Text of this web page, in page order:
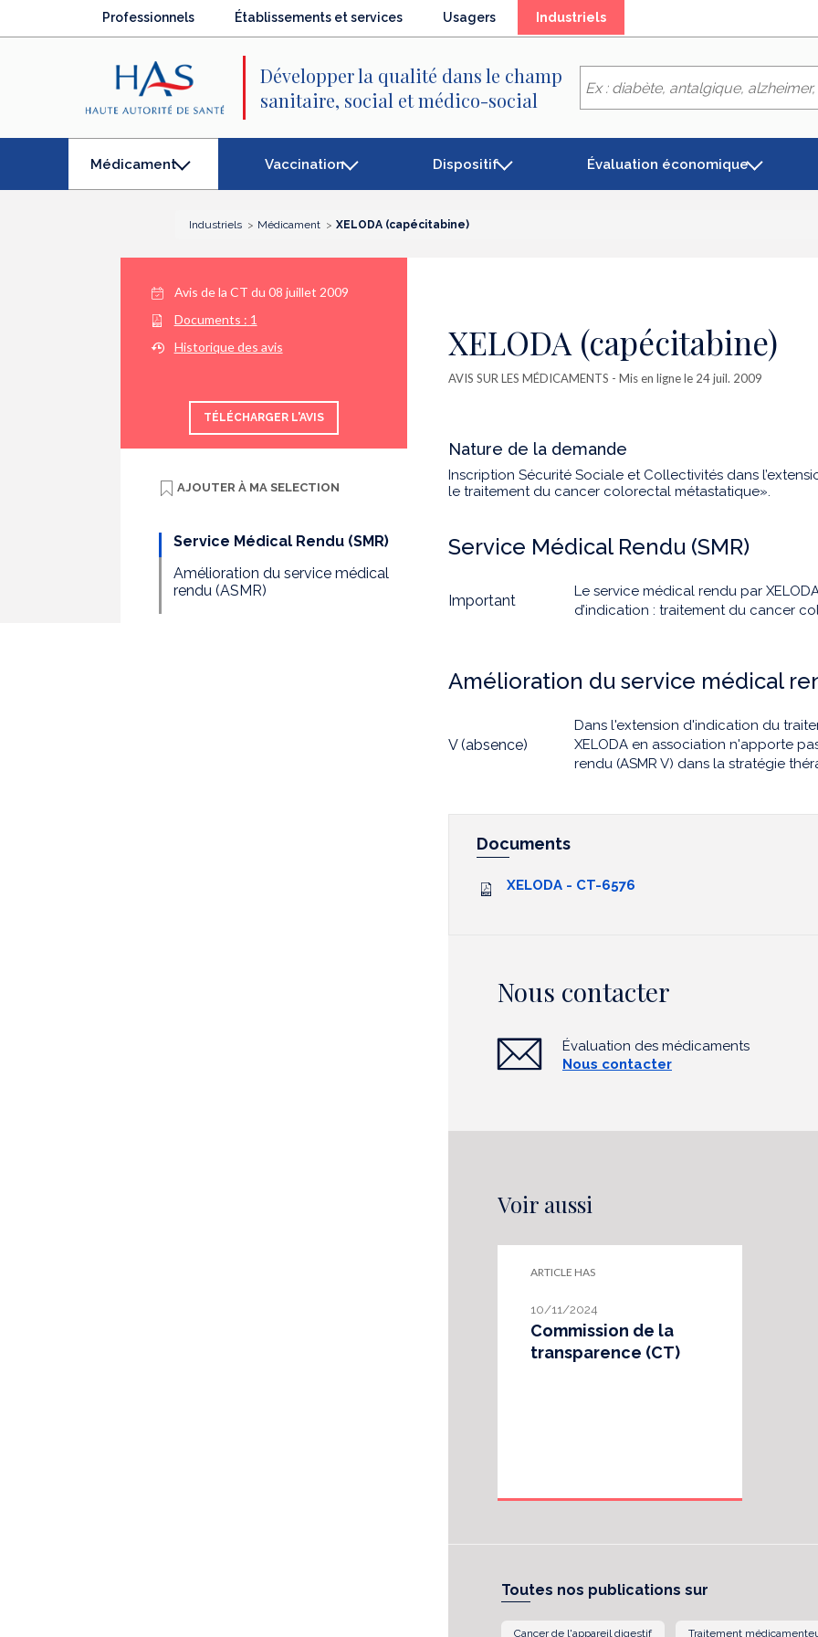
Professionnels Établissements et services Usagers Industriels(élément
Développer la qualité dans le champ
sanitaire, social et médico-social
Médicament
(élément
séléctionné)
Vaccination Dispositif Évaluation économique
Industriels Médicament XELODA (capécitabine)
Avis de la CT du 08 juillet 2009
Documents : 1
Historique des avis
TÉLÉCHARGER L'AVIS
AJOUTER À MA SELECTION
Service Médical Rendu (SMR)
Amélioration du service médical
rendu (ASMR)
XELODA (capécitabine)
AVIS SUR LES MÉDICAMENTS - Mis en ligne le 24 juil. 2009
Nature de la demande
Inscription Sécurité Sociale et Collectivités dans
le traitement du cancer colorectal métastatique».
Service Médical Rendu (SMR)
Important
Le service médical rendu par
d’indication : traitement du cancer
Amélioration du service médical
V (absence)
Dans l'extension d'indication du
XELODA en association n'apporte
rendu (ASMR V) dans la stratégie
Documents
XELODA - CT-6576
Nous contacter
Évaluation des médicaments
Nous contacter
Voir aussi
ARTICLE HAS
10/11/2024
Commission de la
transparence (CT)
Toutes nos publications sur
Cancer de l'appareil digestif Traitement